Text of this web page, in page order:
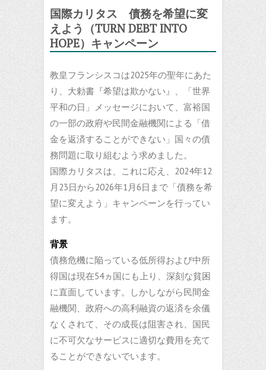
国際カリタス 債務を希望に変
えよう（TURN DEBT INTO
HOPE）キャンペーン
教皇フランシスコは2025年の聖年にあた
り、大勅書『希望は欺かない』、「世界
平和の日」メッセージにおいて、富裕国
の一部の政府や民間金融機関による「借
金を返済することができない」国々の債
務問題に取り組むよう求めました。
国際カリタスは、これに応え、2024年12
月23日から2026年1月6日まで「債務を希
望に変えよう」キャンペーンを行ってい
ます。
背景
債務危機に陥っている低所得および中所
得国は現在54ヵ国にも上り、深刻な貧困
に直面しています。しかしながら民間金
融機関、政府への高利融資の返済を余儀
なくされて、その成長は阻害され、国民
に不可欠なサービスに適切な費用を充て
ることができないでいます。